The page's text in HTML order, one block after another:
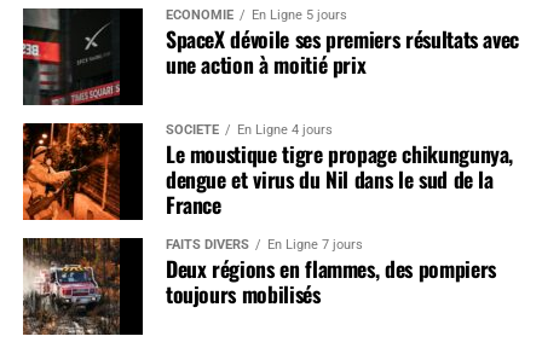
ÉCONOMIE En Ligne 5 jours
SpaceX dévoile ses premiers résultats avec
une action à moitié prix
SOCIÉTÉ En Ligne 4 jours
Le moustique tigre propage chikungunya,
dengue et virus du Nil dans le sud de la
France
FAITS DIVERS En Ligne 7 jours
Deux régions en flammes, des pompiers
toujours mobilisés